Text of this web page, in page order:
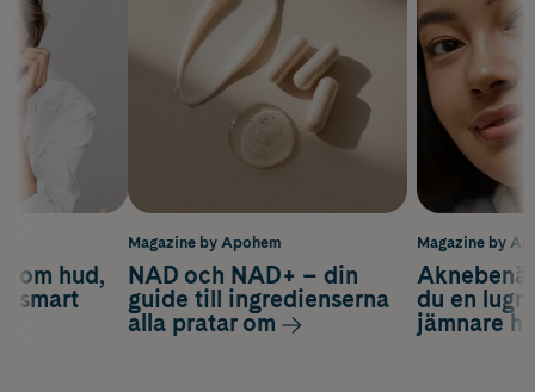
Magazine by
du en
jämnare
om hud,
smart
Magazine by Apohem
NAD och NAD+ – din
guide till ingredienserna
alla pratar om